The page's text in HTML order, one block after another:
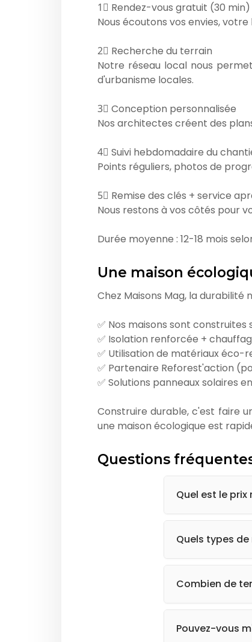
1⃣ Rendez-vous gratuit (30 min)
Nous écoutons vos envies,
2⃣ Recherche du terrain
Notre réseau local nous
d'urbanisme locales.
3⃣ Conception personnalisée
Nos architectes créent des
4⃣ Suivi hebdomadaire du
Points réguliers, photos de
5⃣ Remise des clés + service
Nous restons à vos côtés pour
Durée moyenne : 12-18 mois
Une maison
Chez Maisons Mag, la
✅ Nos maisons sont
✅ Isolation renforcée +
✅ Utilisation de matériaux éco-
✅ Partenaire Reforest'action
✅ Solutions panneaux solaires
Construire durable, c'est faire
une maison écologique est
Questions
Quel est le prix
320 000€ TTC
Quels types
unique et adapté
Combien de
Pouvez-vous